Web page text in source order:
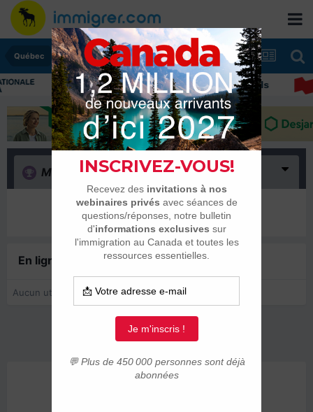
Québec
Immigrer au Canada: ressources et conseils
Merci (0)
Il n’y a encore rien ici
En ligne récemment0 membre est en ligne
Aucun utilisateur enregistré regarde cette page.